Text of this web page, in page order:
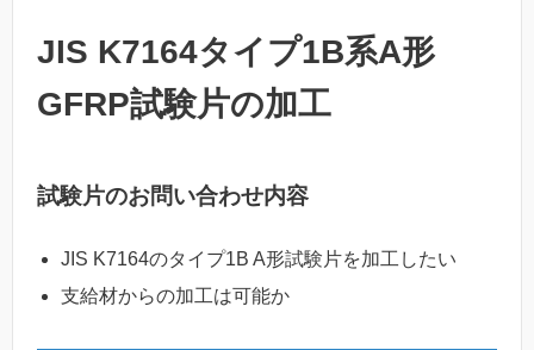
JIS K7164タイプ1B系A形
GFRP試験片の加工
試験片のお問い合わせ内容
JIS K7164のタイプ1B A形試験片を加工したい
支給材からの加工は可能か